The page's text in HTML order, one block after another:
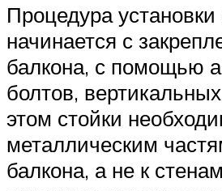
Процедура
начинается с
балкона, с помощью
болтов,
этом стойки
металлическим
балкона, а не к